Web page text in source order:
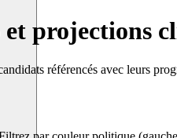
projections
référencés avec leurs